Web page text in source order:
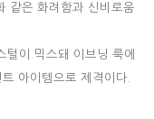
같은 화려함과 신비로움
털이 믹스돼 이브닝 룩에
아이템으로 제격이다.